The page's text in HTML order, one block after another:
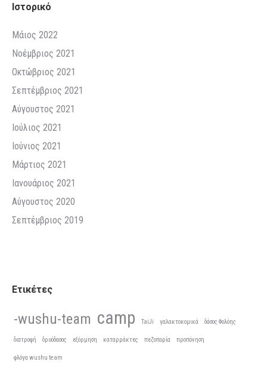
Ιστορικό
Μάιος 2022
Νοέμβριος 2021
Οκτώβριος 2021
Σεπτέμβριος 2021
Αύγουστος 2021
Ιούλιος 2021
Ιούνιος 2021
Μάρτιος 2021
Ιανουάριος 2021
Αύγουστος 2020
Σεπτέμβριος 2019
Ετικέτες
-wushu-team camp TaiJi γαλακτοκομικά δάσος Φολόης
διατροφή δρυόδασος εξόρμηση καταρράκτες πεζοπορία προπόνηση
φλόγα wushu team